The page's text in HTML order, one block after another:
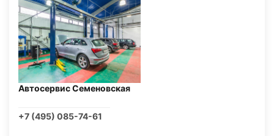
Автосервис Семеновская
+7 (495) 085-74-61